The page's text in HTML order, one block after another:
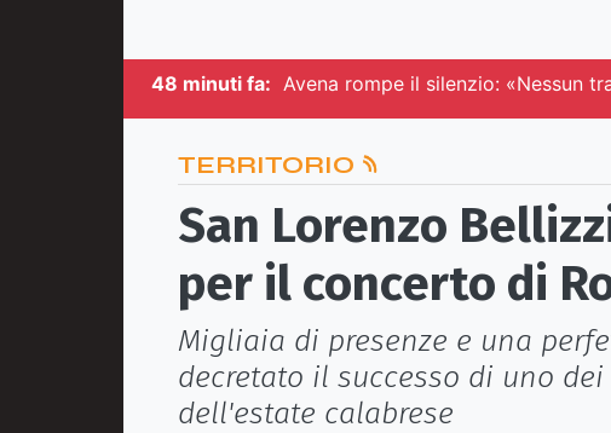
48 minuti fa: Avena rompe il silenzio: «Nessun
TERRITORIO
San Lorenzo
per il concerto di
Migliaia di presenze e una
decretato il successo di uno
dell'estate calabrese